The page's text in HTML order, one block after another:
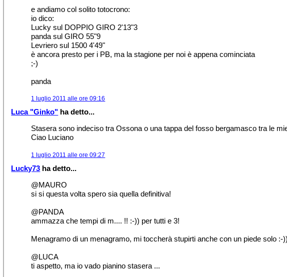
e andiamo col solito totocrono:
io dico:
Lucky sul DOPPIO GIRO 2'13"3
panda sul GIRO 55"9
Levriero sul 1500 4'49"
è ancora presto per i PB, ma la stagione per noi è appena cominciata
;-)
panda
1 luglio 2011 alle ore 09:16
Luca "Ginko" ha detto...
Stasera sono indeciso tra Ossona o una tappa del fosso bergamasco tra le
Ciao Luciano
1 luglio 2011 alle ore 09:27
Lucky73 ha detto...
@MAURO
si si questa volta spero sia quella definitiva!
@PANDA
ammazza che tempi di m.... !! :-)) per tutti e 3!
Menagramo di un menagramo, mi toccherà stupirti anche con un piede solo :-))
@LUCA
ti aspetto, ma io vado pianino stasera ...